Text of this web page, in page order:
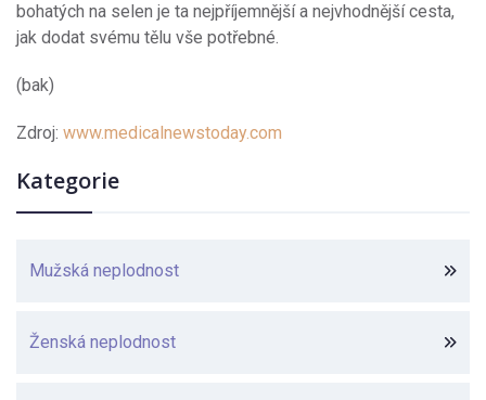
bohatých na selen je ta nejpříjemnější a nejvhodnější cesta,
jak dodat svému tělu vše potřebné.
(bak)
Zdroj: www.medicalnewstoday.com
Kategorie
Mužská neplodnost
Ženská neplodnost